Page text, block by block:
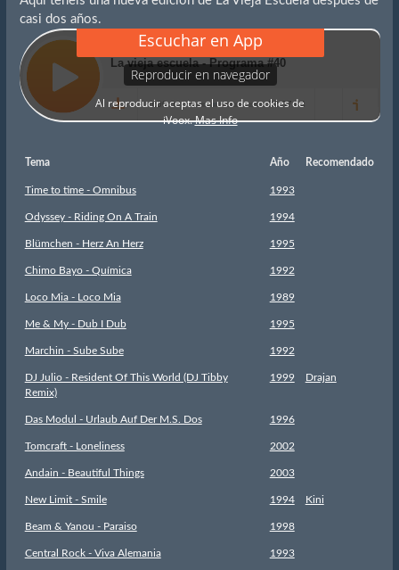
casi dos años.
Tema Año Recomendado
Time to time - Omnibus 1993
Odyssey - Riding On A Train 1994
Blümchen - Herz An Herz 1995
Chimo Bayo - Química 1992
Loco Mia - Loco Mia 1989
Me & My - Dub I Dub 1995
Marchin - Sube Sube 1992
DJ Julio - Resident Of This World (DJ Tibby
Remix)
1999 Drajan
Das Modul - Urlaub Auf Der M.S. Dos 1996
Tomcraft - Loneliness 2002
Andain - Beautiful Things 2003
New Limit - Smile 1994 Kini
Beam & Yanou - Paraiso 1998
Central Rock - Viva Alemania 1993